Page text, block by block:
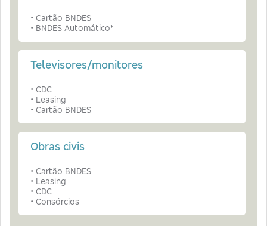
• Cartão BNDES
• BNDES Automático*
Televisores/monitores
• CDC
• Leasing
• Cartão BNDES
Obras civis
• Cartão BNDES
• Leasing
• CDC
• Consórcios